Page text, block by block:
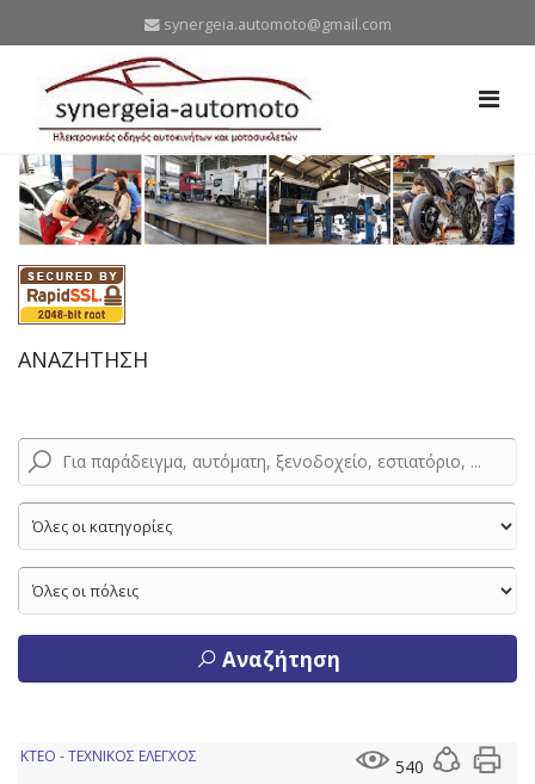
synergeia.automoto@gmail.com
ΑΝΑΖΗΤΗΣΗ
Αναζήτηση
540
ΚΤΕΟ - ΤΕΧΝΙΚΟΣ ΕΛΕΓΧΟΣ